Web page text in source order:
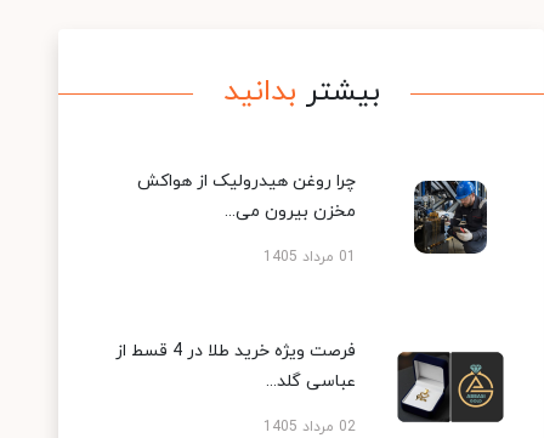
بیشتر بدانید
چرا روغن هیدرولیک از هواکش
مخزن بیرون می...
01 مرداد 1405
فرصت ویژه خرید طلا در 4 قسط از
عباسی گلد...
02 مرداد 1405